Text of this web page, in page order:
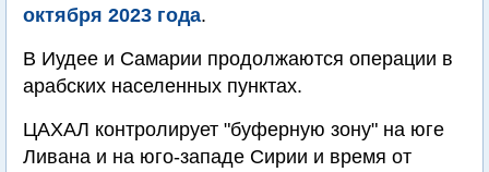
октября 2023 года.
В Иудее и Самарии продолжаются операции в
арабских населенных пунктах.
ЦАХАЛ контролирует "буферную зону" на юге
Ливана и на юго-западе Сирии и время от